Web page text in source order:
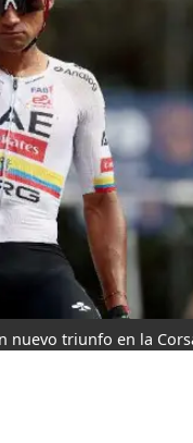
nuevo triunfo en la